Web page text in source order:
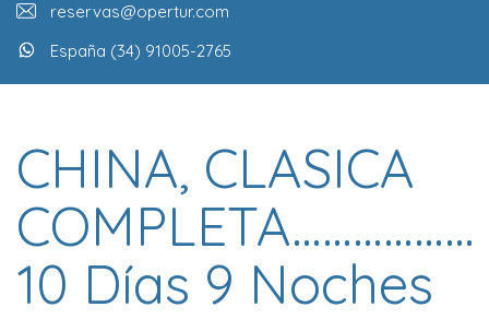
reservas@opertur.com
España (34) 91005-2765
CHINA, CLASICA
COMPLETA………………
10 Días 9 Noches